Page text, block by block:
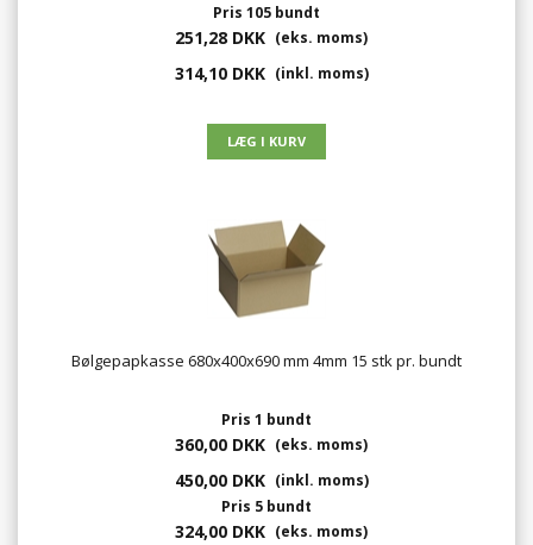
Pris 105 bundt
251,28 DKK (eks. moms)
314,10 DKK (inkl. moms)
Bølgepapkasse 680x400x690 mm 4mm 15 stk pr. bundt
Pris 1 bundt
360,00 DKK (eks. moms)
450,00 DKK (inkl. moms)
Pris 5 bundt
324,00 DKK (eks. moms)